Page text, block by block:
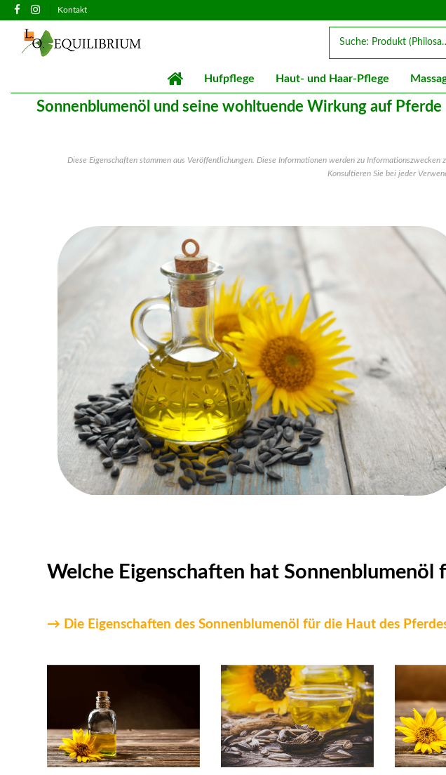
Kontakt
Hufpflege Haut- und Haar-Pflege
Sonnenblumenöl und seine wohltuende Wirkung auf Pferde
Diese Eigenschaften stammen aus Veröffentlichungen. Diese Informationen werden zu Informationszwecken
Konsultieren Sie bei jeder
Welche Eigenschaften hat Sonnenblumenöl
→ Die Eigenschaften des Sonnenblumenöl für die Haut des